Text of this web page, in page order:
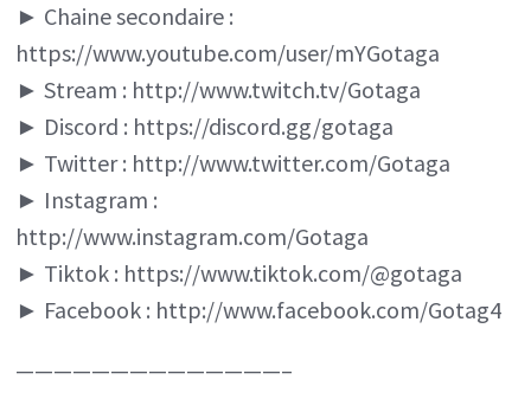
► Chaine secondaire :
https://www.youtube.com/user/mYGotaga
► Stream : http://www.twitch.tv/Gotaga
► Discord : https://discord.gg/gotaga
► Twitter : http://www.twitter.com/Gotaga
► Instagram :
http://www.instagram.com/Gotaga
► Tiktok : https://www.tiktok.com/@gotaga
► Facebook : http://www.facebook.com/Gotag4
——————————————–